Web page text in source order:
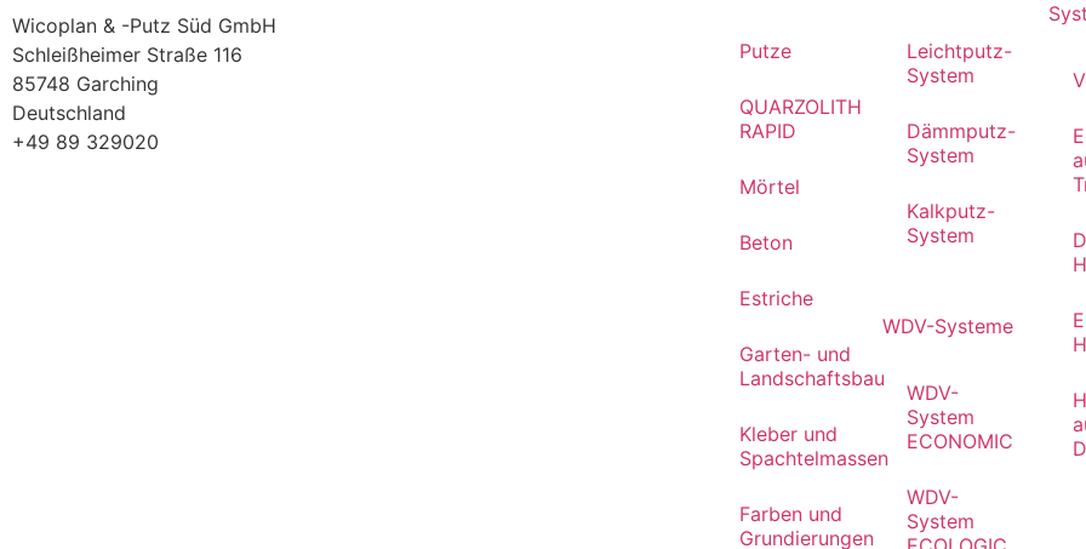
Wicoplan & -Putz Süd GmbH
Schleißheimer Straße 116
85748 Garching
Deutschland
+49 89 329020
Putze
QUARZOLITH
RAPID
Mörtel
Beton
Estriche
Garten- und
Landschaftsbau
Kleber und
Spachtelmassen
Farben und
Grundierungen
Leichtputz-
System
Dämmputz-
System
Kalkputz-
System
WDV-Systeme
WDV-
System
ECONOMIC
WDV-
System